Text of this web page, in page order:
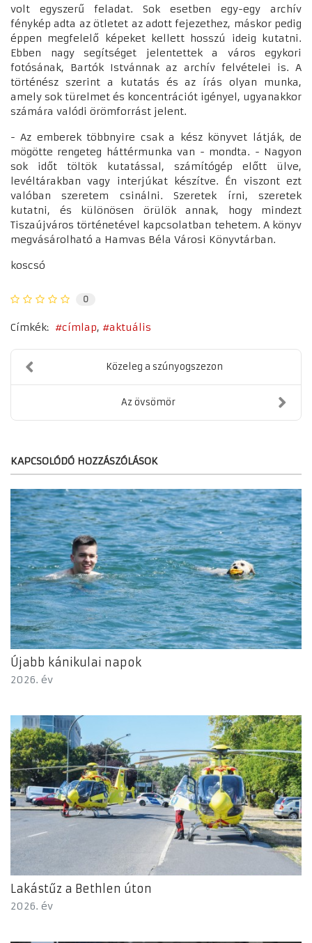
volt egyszerű feladat. Sok esetben egy-egy archív
fénykép adta az ötletet az adott fejezethez, máskor pedig
éppen megfelelő képeket kellett hosszú ideig kutatni.
Ebben nagy segítséget jelentettek a város egykori
fotósának, Bartók Istvánnak az archív felvételei is. A
történész szerint a kutatás és az írás olyan munka,
amely sok türelmet és koncentrációt igényel, ugyanakkor
számára valódi örömforrást jelent.
- Az emberek többnyire csak a kész könyvet látják, de
mögötte rengeteg háttérmunka van - mondta. - Nagyon
sok időt töltök kutatással, számítógép előtt ülve,
levéltárakban vagy interjúkat készítve. Én viszont ezt
valóban szeretem csinálni. Szeretek írni, szeretek
kutatni, és különösen örülök annak, hogy mindezt
Tiszaújváros történetével kapcsolatban tehetem. A könyv
megvásárolható a Hamvas Béla Városi Könyvtárban.
koscsó
0
Címkék: címlap aktuális
Közeleg a szúnyogszezon
Az övsömör
KAPCSOLÓDÓ HOZZÁSZÓLÁSOK
Újabb kánikulai napok
2026. év
Lakástűz a Bethlen úton
2026. év